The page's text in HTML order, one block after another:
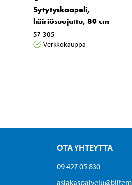
Sytytyskaapeli,
häiriösuojattu, 80 cm
57-305
Verkkokauppa
OTA YHTEYTTÄ
09 427 05 830